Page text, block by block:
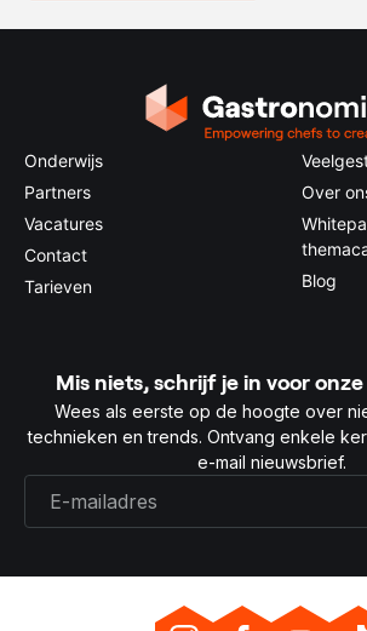
Onderwijs
Partners
Vacatures
Contact
Tarieven
Over
Blog
Mis niets, schrijf je in voor
Wees als eerste op de hoogte over
technieken en trends. Ontvang enkele
e-mail nieuwsbrief.